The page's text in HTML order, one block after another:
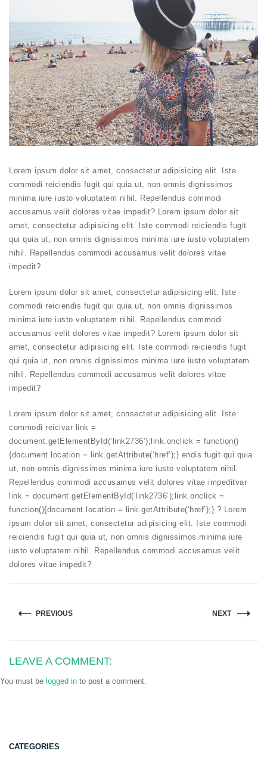
Lorem ipsum dolor sit amet, consectetur adipisicing elit. Iste
commodi reiciendis fugit qui quia ut, non omnis dignissimos
minima iure iusto voluptatem nihil. Repellendus commodi
accusamus velit dolores vitae impedit? Lorem ipsum dolor sit
amet, consectetur adipisicing elit. Iste commodi reiciendis fugit
qui quia ut, non omnis dignissimos minima iure iusto voluptatem
nihil. Repellendus commodi accusamus velit dolores vitae
impedit?
Lorem ipsum dolor sit amet, consectetur adipisicing elit. Iste
commodi reiciendis fugit qui quia ut, non omnis dignissimos
minima iure iusto voluptatem nihil. Repellendus commodi
accusamus velit dolores vitae impedit? Lorem ipsum dolor sit
amet, consectetur adipisicing elit. Iste commodi reiciendis fugit
qui quia ut, non omnis dignissimos minima iure iusto voluptatem
nihil. Repellendus commodi accusamus velit dolores vitae
impedit?
Lorem ipsum dolor sit amet, consectetur adipisicing elit. Iste
commodi reicivar link =
document.getElementById(‘link2736’);link.onclick = function()
{document.location = link.getAttribute(‘href’);} endis fugit qui quia
ut, non omnis dignissimos minima iure iusto voluptatem nihil.
Repellendus commodi accusamus velit dolores vitae impeditvar
link = document.getElementById(‘link2736’);link.onclick =
function(){document.location = link.getAttribute(‘href’);} ? Lorem
ipsum dolor sit amet, consectetur adipisicing elit. Iste commodi
reiciendis fugit qui quia ut, non omnis dignissimos minima iure
iusto voluptatem nihil. Repellendus commodi accusamus velit
dolores vitae impedit?
PREVIOUS NEXT
LEAVE A COMMENT:
You must be logged in to post a comment.
CATEGORIES